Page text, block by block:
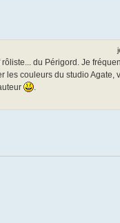
du Périgord. Je
les couleurs du studio Agate,
.